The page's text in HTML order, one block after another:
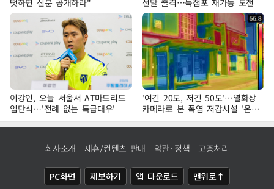
이강인, 오늘 서울서 AT마드리드
입단식…'전례 없는 특급대우'
'여긴 20도, 저긴 50도'…열화상
카메라로 본 폭염 저감시설 '온도
차'
회사소개 제휴/컨텐츠 판매 약관·정책 고충처리
PC화면 제보하기 앱 다운로드 맨위로↑